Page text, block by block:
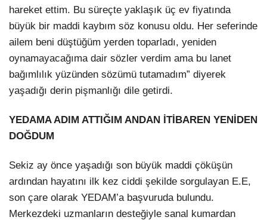
hareket ettim. Bu süreçte yaklaşık üç ev fiyatında
büyük bir maddi kaybım söz konusu oldu. Her seferinde
ailem beni düştüğüm yerden toparladı, yeniden
oynamayacağıma dair sözler verdim ama bu lanet
bağımlılık yüzünden sözümü tutamadım” diyerek
yaşadığı derin pişmanlığı dile getirdi.
YEDAMA ADIM ATTIĞIM ANDAN İTİBAREN YENİDEN
DOĞDUM
Sekiz ay önce yaşadığı son büyük maddi çöküşün
ardından hayatını ilk kez ciddi şekilde sorgulayan E.E,
son çare olarak YEDAM’a başvuruda bulundu.
Merkezdeki uzmanların desteğiyle sanal kumardan